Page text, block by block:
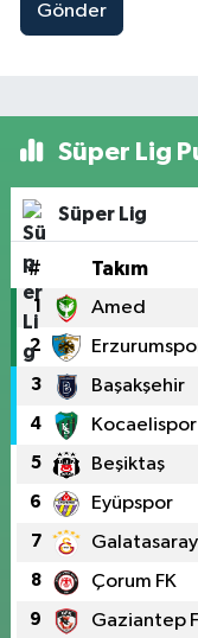
Gönder
Süper Lig
Süper Lig
# Takım
1 Amed
2
3 Başakşehir
4 Kocaelispor
5 Beşiktaş
6 Eyüpspor
7 Galatasaray
8 Çorum FK
9 Gaziantep